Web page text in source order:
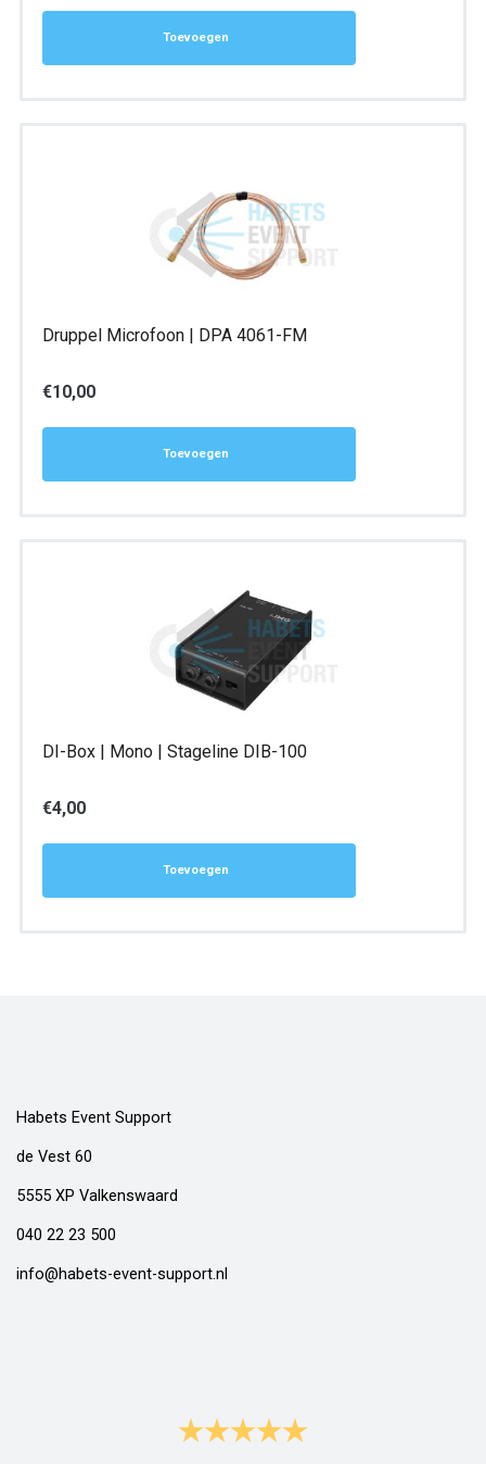
Toevoegen
Druppel Microfoon | DPA 4061-FM
€10,00
Toevoegen
DI-Box | Mono | Stageline DIB-100
€4,00
Toevoegen
Habets Event Support
de Vest 60
5555 XP Valkenswaard
040 22 23 500
info@habets-event-support.nl